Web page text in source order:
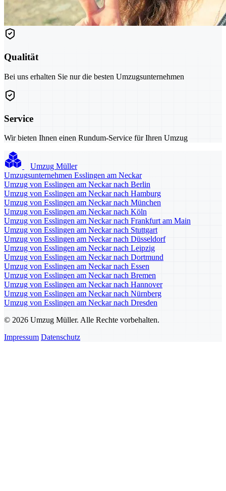
Qualität
Bei uns erhalten Sie nur die besten Umzugsunternehmen
Service
Wir bieten Ihnen einen Rundum-Service für Ihren Umzug
Umzug Müller
Umzugsunternehmen Esslingen am Neckar
Umzug von Esslingen am Neckar nach Berlin
Umzug von Esslingen am Neckar nach Hamburg
Umzug von Esslingen am Neckar nach München
Umzug von Esslingen am Neckar nach Köln
Umzug von Esslingen am Neckar nach Frankfurt am Main
Umzug von Esslingen am Neckar nach Stuttgart
Umzug von Esslingen am Neckar nach Düsseldorf
Umzug von Esslingen am Neckar nach Leipzig
Umzug von Esslingen am Neckar nach Dortmund
Umzug von Esslingen am Neckar nach Essen
Umzug von Esslingen am Neckar nach Bremen
Umzug von Esslingen am Neckar nach Hannover
Umzug von Esslingen am Neckar nach Nürnberg
Umzug von Esslingen am Neckar nach Dresden
© 2026 Umzug Müller. Alle Rechte vorbehalten.
Impressum Datenschutz